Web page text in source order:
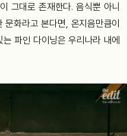
그대로 존재한다. 음식뿐 아니
화라고 본다면, 온지음만큼이
파인 다이닝은 우리나라 내에